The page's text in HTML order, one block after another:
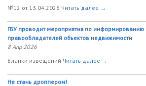
№12 от 13.04.2026 Читать далее →
ГБУ проводит мероприятия по информированию
правообладателей объектов недвижимости
8 Апр 2026
Бланки извещений Читать далее →
Не стань дроппером!